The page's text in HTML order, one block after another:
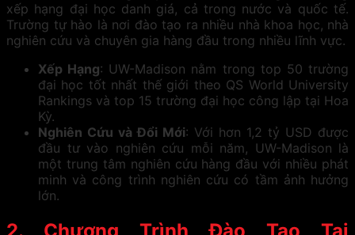
xếp hạng đại học danh giá, cả trong nước và quốc tế.
Trường tự hào là nơi đào tạo ra nhiều nhà khoa học, nhà
nghiên cứu và chuyên gia hàng đầu trong nhiều lĩnh vực.
Xếp Hạng: UW-Madison nằm trong top 50 trường
đại học tốt nhất thế giới theo QS World University
Rankings và top 15 trường đại học công lập tại Hoa
Kỳ.
Nghiên Cứu và Đổi Mới: Với hơn 1,2 tỷ USD được
đầu tư vào nghiên cứu mỗi năm, UW-Madison là
một trung tâm nghiên cứu hàng đầu với nhiều phát
minh và công trình nghiên cứu có tầm ảnh hưởng
lớn.